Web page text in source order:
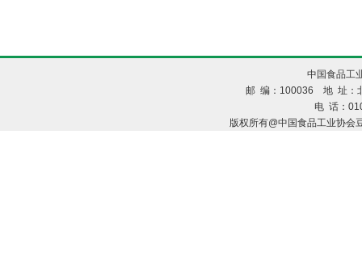
中国食品工
邮 编：100036 地 址：
电 话：
版权所有@中国食品工业协